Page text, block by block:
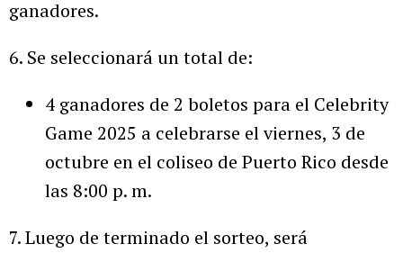
ganadores.
6. Se seleccionará un total de:
4 ganadores de 2 boletos para el Celebrity
Game 2025 a celebrarse el viernes, 3 de
octubre en el coliseo de Puerto Rico desde
las 8:00 p. m.
7. Luego de terminado el sorteo, será